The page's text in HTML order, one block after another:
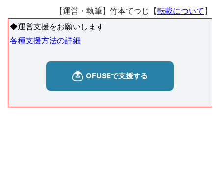
【運営・執筆】竹本てつじ【転載について 】
◆運営支援をお願いします
各種支援方法の詳細